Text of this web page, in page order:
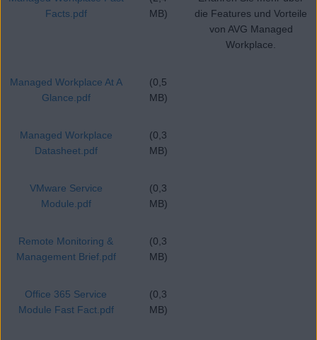
Facts.pdf
MB)
die Features und Vorteile
von AVG Managed
Workplace.
Managed Workplace At A
Glance.pdf
(0,5
MB)
Managed Workplace
Datasheet.pdf
(0,3
MB)
VMware Service
Module.pdf
(0,3
MB)
Remote Monitoring &
Management Brief.pdf
(0,3
MB)
Office 365 Service
Module Fast Fact.pdf
(0,3
MB)